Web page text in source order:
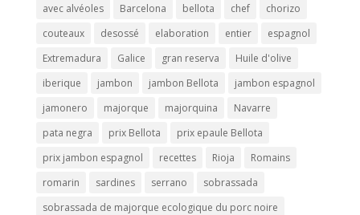
avec alvéoles
Barcelona bellota chef
chorizo
couteaux
desossé elaboration entier
espagnol
Extremadura
Galice gran reserva
Huile d'olive
iberique
jambon jambon Bellota
jambon espagnol
jamonero
majorque majorquina
Navarre
pata negra
prix Bellota
prix epaule Bellota
prix jambon espagnol
recettes Rioja
Romains
romarin
sardines serrano
sobrassada
sobrassada de majorque ecologique du porc noire